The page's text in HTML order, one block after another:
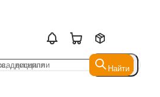
Найти
Найти